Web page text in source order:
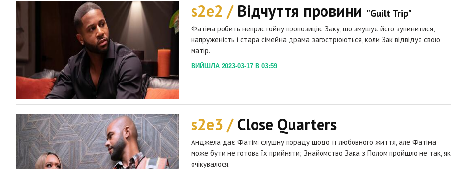
s2e2 / Відчуття провини "Guilt Trip"
Фатіма робить непристойну пропозицію Заку, що змушує його зупинитися;
напруженість і стара сімейна драма загострюються, коли Зак відвідує свою
матір.
ВИЙШЛА 2023-03-17 В 03:59
s2e3 /Close Quarters
Анджела дає Фатімі слушну пораду щодо її любовного життя, але Фатіма
може бути не готова їх прийняти; Знайомство Зака з Полом пройшло не так, як
очікувалося.